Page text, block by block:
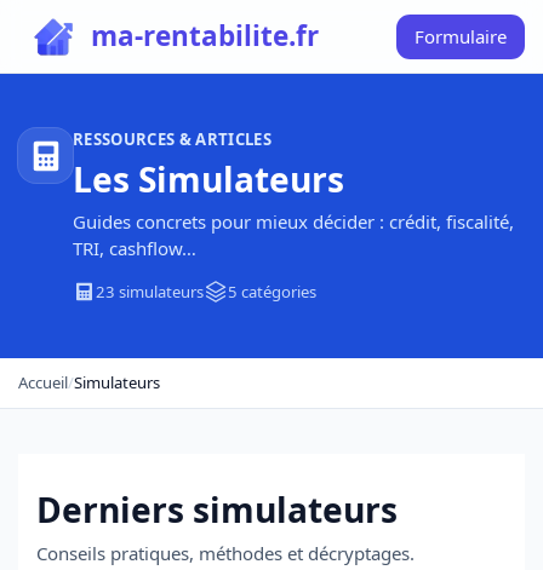
ma-rentabilite.fr Formulaire
RESSOURCES & ARTICLES
Les Simulateurs
Guides concrets pour mieux décider : crédit, fiscalité,
TRI, cashflow…
23 simulateurs 5 catégories
Accueil/Simulateurs
Derniers simulateurs
Conseils pratiques, méthodes et décryptages.